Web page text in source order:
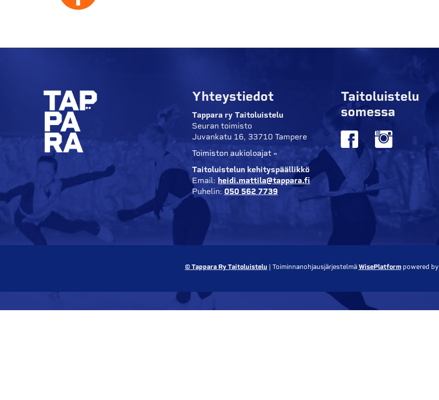
Yhteystiedot
Tappara ry Taitoluistelu
Seuran toimisto
Juvankatu 16, 33710 Tampere
Toimiston aukioloajat »
Taitoluistelun kehityspäällikkö
Email: heidi.mattila@tappara.fi
Puhelin: 050 562 7739
Taitoluistelu
somessa
© Tappara Ry Taitoluistelu | Toiminnanohjausjärjestelmä WisePlatformpowered by